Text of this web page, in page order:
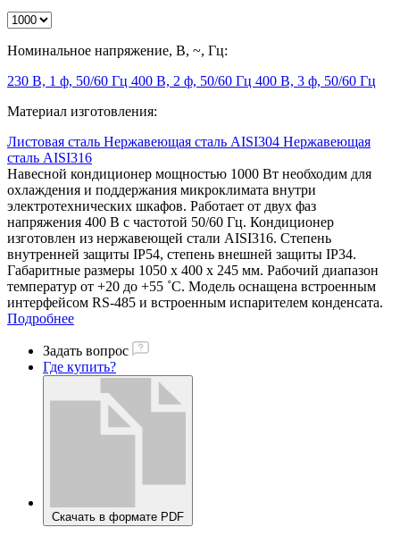
Номинальное напряжение, В, ~, Гц:
230 В, 1 ф, 50/60 Гц 400 В, 2 ф, 50/60 Гц 400 В, 3 ф, 50/60 Гц
Материал изготовления:
Листовая сталь Нержавеющая сталь AISI304 Нержавеющая
сталь AISI316
Навесной кондиционер мощностью 1000 Вт необходим для
охлаждения и поддержания микроклимата внутри
электротехнических шкафов. Работает от двух фаз
напряжения 400 В с частотой 50/60 Гц. Кондиционер
изготовлен из нержавеющей стали AISI316. Степень
внутренней защиты IP54, степень внешней защиты IP34.
Габаритные размеры 1050 х 400 х 245 мм. Рабочий диапазон
температур от +20 до +55 ˚C. Модель оснащена встроенным
интерфейсом RS-485 и встроенным испарителем конденсата.
Подробнее
Задать вопрос
Где купить?
Скачать в формате PDF